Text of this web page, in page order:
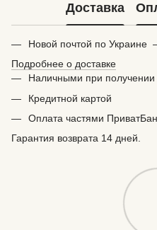
Доставка
Новой почтой по Украине
Подробнее о доставке
Наличными при получении
Кредитной картой
Оплата частями
Гарантия возврата 14 дней.